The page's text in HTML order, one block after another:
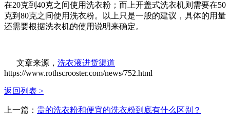
在20克到40克之间使用洗衣粉；而上开盖式洗衣机则需要在50
克到80克之间使用洗衣粉。以上只是一般的建议，具体的用量
还需要根据洗衣机的使用说明来确定。
文章来源， 洗衣液进货渠道
https://www.rothscrooster.com/news/752.html
返回列表 >
上一篇： 贵的洗衣粉和便宜的洗衣粉到底有什么区别？